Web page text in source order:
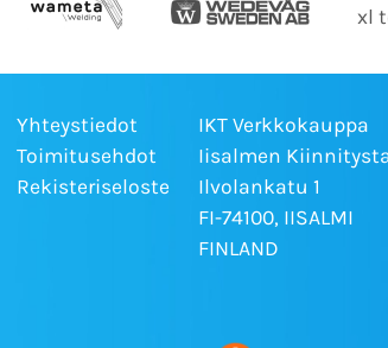
xl
Yhteystiedot
Toimitusehdot
Rekisteriseloste
IKT Verkkokauppa
Iisalmen
Ilvolankatu 1
FI-74100, IISALMI
FINLAND